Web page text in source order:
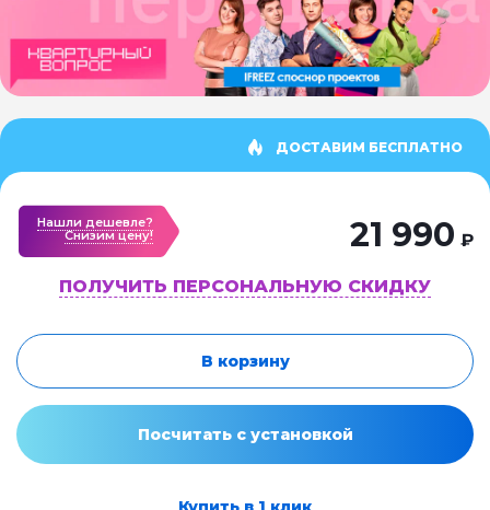
ДОСТАВИМ БЕСПЛАТНО
Нашли дешевле?
Cнизим цену!
21 990 ₽
ПОЛУЧИТЬ ПЕРСОНАЛЬНУЮ СКИДКУ
В корзину
Посчитать с установкой